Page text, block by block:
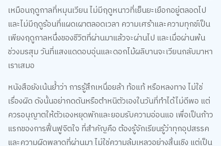
และไม่มีฤดูร้อนที่แผดเผาตลอดเวลา ความเศร้าและความทุกข์เป็น
เพียงฤดูกาลหนึ่งของชีวิตที่ผ่านมาแล้วจะผ่านไป และเมื่อผ่านพ้น
ช่วงมรสุม วันที่แสงแดดอบอุ่นและดอกไม้ผลิบานจะเวียนกลับมาหา
เราเสมอ
หนังสือยังเน้นย้ำว่า การรู้สึกเหนื่อยล้า ท้อแท้ หรือหลงทาง ไม่ใช่
เรื่องผิด ดังนั้นอย่ากดดันหรือตำหนิตัวเองในวันที่ทำได้ไม่ดีพอ แต่
ควรอนุญาตให้ตัวเองหยุดพักและยอมรับความอ่อนแอ เพื่อเป็นก้าว
แรกของการฟื้นฟูจิตใจ ที่สำคัญคือ ต้องรู้จักเรียนรู้ว่าทุกอุปสรรค
และความผิดพลาดที่ผ่านมา ไม่ใช่ความล้มเหลวอย่างสิ้นเชิง แต่เป็น
ขั้นบันไดพาเราไปสู่จุดที่ดีกว่า